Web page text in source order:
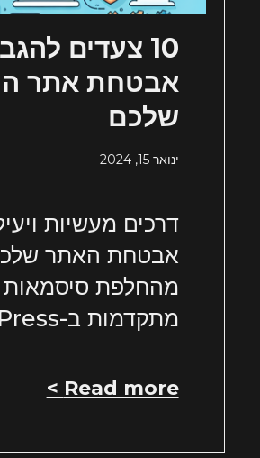
10 צעדים
אבטחת אתר
שלכם
ינואר 15, 2024
דרכים מעשיות
אבטחת האתר
מהחלפת סיסמאות
מתקדמות ב-WordPress.
Read more >